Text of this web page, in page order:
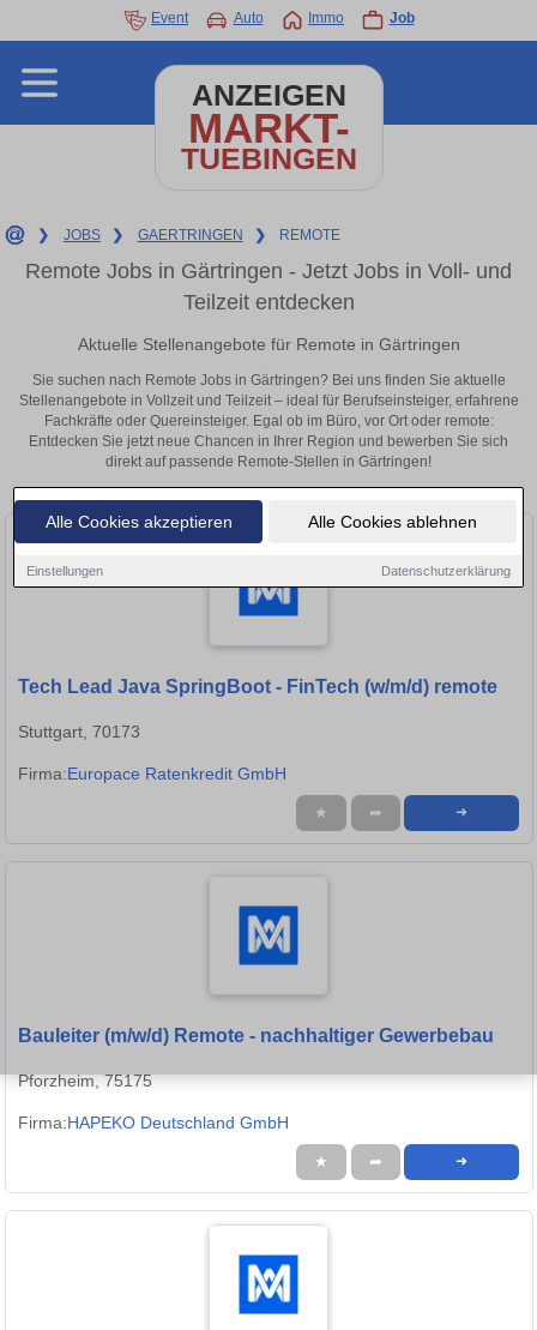
Alle Cookies akzeptieren Alle Cookies ablehnen
Einstellungen Datenschutzerklärung
Event Auto Immo Job
ANZEIGEN
MARKT-
TUEBINGEN
❯ JOBS ❯ GAERTRINGEN ❯ REMOTE
Remote Jobs in Gärtringen - Jetzt Jobs in Voll- und
Teilzeit entdecken
Aktuelle Stellenangebote für Remote in Gärtringen
Sie suchen nach Remote Jobs in Gärtringen? Bei uns finden Sie aktuelle
Stellenangebote in Vollzeit und Teilzeit – ideal für Berufseinsteiger, erfahrene
Fachkräfte oder Quereinsteiger. Egal ob im Büro, vor Ort oder remote:
Entdecken Sie jetzt neue Chancen in Ihrer Region und bewerben Sie sich
direkt auf passende Remote-Stellen in Gärtringen!
Tech Lead Java SpringBoot - FinTech (w/m/d) remote
Stuttgart, 70173
Firma:Europace Ratenkredit GmbH
★ ➦ ➜
Bauleiter (m/w/d) Remote - nachhaltiger Gewerbebau
Pforzheim, 75175
Firma:HAPEKO Deutschland GmbH
★ ➦ ➜